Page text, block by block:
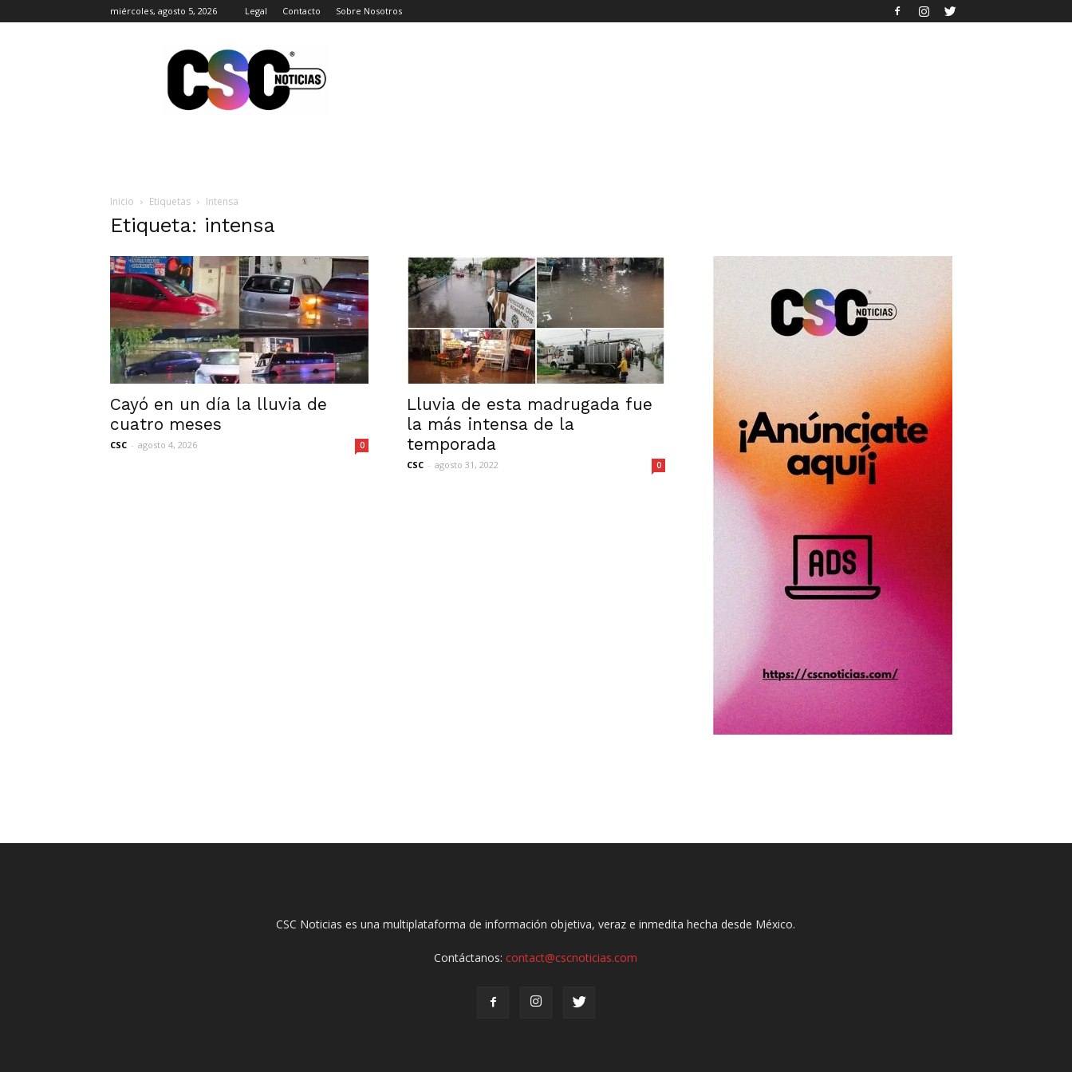
miércoles, agosto 5, 2026 Legal Contacto Sobre Nosotros
Noticias
Inicio Etiquetas Intensa
Etiqueta: intensa
Cayó en un día la lluvia de
cuatro meses
CSC - agosto 4, 2026 0
Lluvia de esta madrugada fue
la más intensa de la
temporada
CSC - agosto 31, 2022 0
CSC Noticias es una multiplataforma de información objetiva, veraz e inmedita hecha desde México.
Contáctanos:contact@cscnoticias.com